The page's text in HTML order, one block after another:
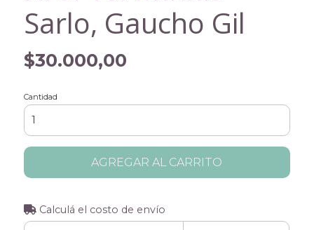
Sarlo, Gaucho Gil
$30.000,00
Cantidad
AGREGAR AL CARRITO
Calculá el costo de envío